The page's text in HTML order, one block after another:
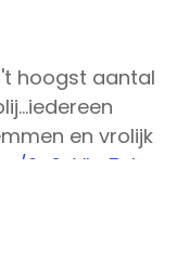
't hoogst aantal
en vrolijk
2y6yVhz5yI